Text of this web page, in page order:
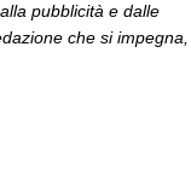
pubblicità e dalle
che si impegna,